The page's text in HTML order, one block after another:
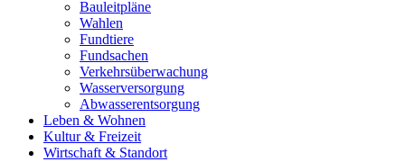
Bauleitpläne
Wahlen
Fundtiere
Fundsachen
Verkehrsüberwachung
Wasserversorgung
Abwasserentsorgung
Leben & Wohnen
Kultur & Freizeit
Wirtschaft & Standort